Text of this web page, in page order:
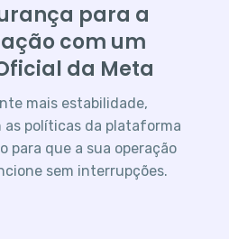
para a
com um
da Meta
mais estabilidade,
políticas da plataforma
para que a sua operação
sem interrupções.